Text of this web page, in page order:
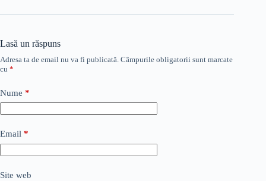
Lasă un răspuns
Adresa ta de email nu va fi publicată. Câmpurile obligatorii sunt marcate
cu *
Nume *
Email *
Site web